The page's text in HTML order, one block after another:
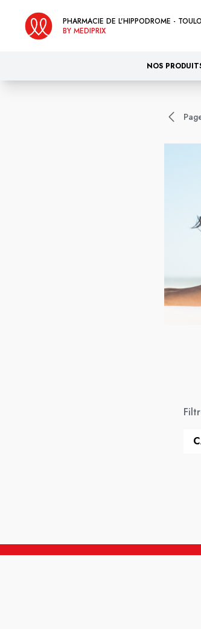
PHARMACIE DE L'HIPPODROME -
BY MEDIPRIX
NOS